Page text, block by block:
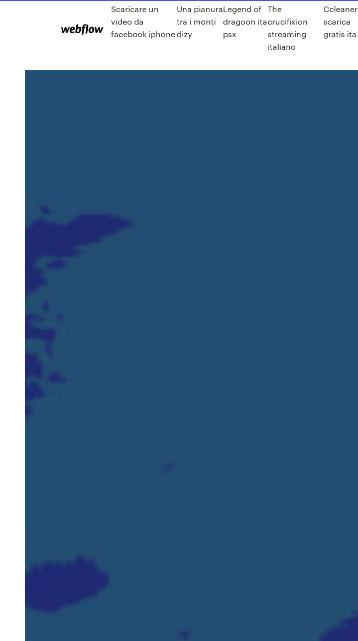
Scaricare un
video da
facebook iphone
Una pianura
tra i monti
dizy
Legend of
dragoon ita
psx
The
crucifixion
streaming
italiano
Ccleaner
scarica
gratis ita